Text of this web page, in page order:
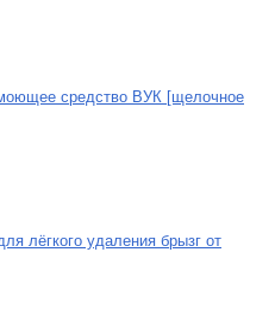
средство ВУК [щелочное
лёгкого удаления брызг от